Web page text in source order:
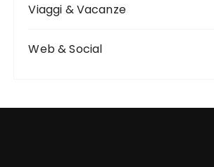
Viaggi & Vacanze
Web & Social